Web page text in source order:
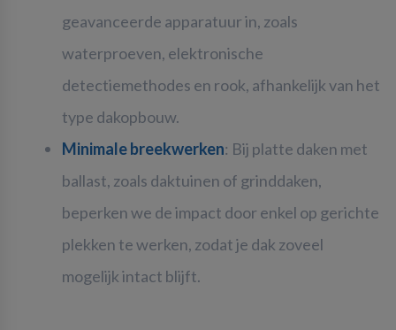
geavanceerde apparatuur in, zoals
waterproeven, elektronische
detectiemethodes en rook, afhankelijk van het
type dakopbouw.
Minimale breekwerken: Bij platte daken met
ballast, zoals daktuinen of grinddaken,
beperken we de impact door enkel op gerichte
plekken te werken, zodat je dak zoveel
mogelijk intact blijft.